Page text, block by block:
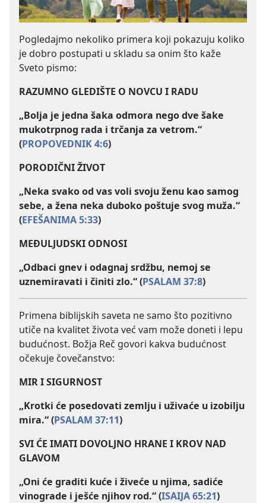
Pogledajmo nekoliko primera koji pokazuju koliko
je dobro postupati u skladu sa onim što kaže
Sveto pismo:
RAZUMNO GLEDIŠTE O NOVCU I RADU
„Bolja je jedna šaka odmora nego dve šake
mukotrpnog rada i trčanja za vetrom.“
(PROPOVEDNIK 4:6)
PORODIČNI ŽIVOT
„Neka svako od vas voli svoju ženu kao samog
sebe, a žena neka duboko poštuje svog muža.“
(EFEŠANIMA 5:33)
MEĐULJUDSKI ODNOSI
„Odbaci gnev i odagnaj srdžbu, nemoj se
uznemiravati i činiti zlo.“ (PSALAM 37:8)
Primena biblijskih saveta ne samo što pozitivno
utiče na kvalitet života već vam može doneti i lepu
budućnost. Božja Reč govori kakva budućnost
očekuje čovečanstvo:
MIR I SIGURNOST
„Krotki će posedovati zemlju i uživaće u izobilju
mira.“ (PSALAM 37:11)
SVI ĆE IMATI DOVOLJNO HRANE I KROV NAD
GLAVOM
„Oni će graditi kuće i živeće u njima, sadiće
vinograde i ješće njihov rod.“ (ISAIJA 65:21)